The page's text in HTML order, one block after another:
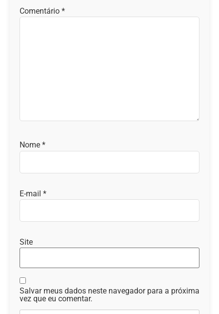
Comentário *
Nome *
E-mail *
Site
Salvar meus dados neste navegador para a próxima
vez que eu comentar.